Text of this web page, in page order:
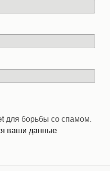
для борьбы со спамом.
ваши данные